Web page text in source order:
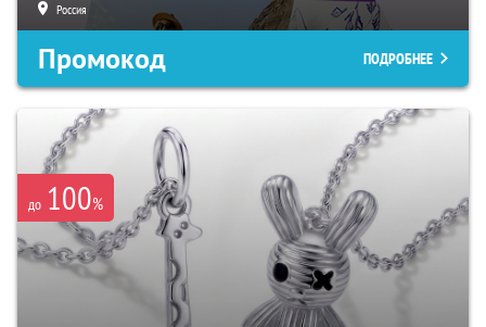
Россия
Промокод ПОДРОБНЕЕ
до 100%